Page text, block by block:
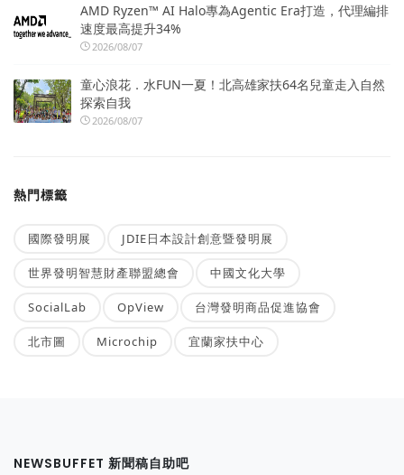
AMD Ryzen™ AI Halo專為Agentic Era打造，代理編排
速度最高提升34%
2026/08/07
童心浪花．水FUN一夏！北高雄家扶64名兒童走入自然
探索自我
2026/08/07
熱門標籤
國際發明展 JDIE日本設計創意暨發明展
世界發明智慧財產聯盟總會 中國文化大學
SocialLab OpView 台灣發明商品促進協會
北市圖 Microchip 宜蘭家扶中心
NEWSBUFFET 新聞稿自助吧